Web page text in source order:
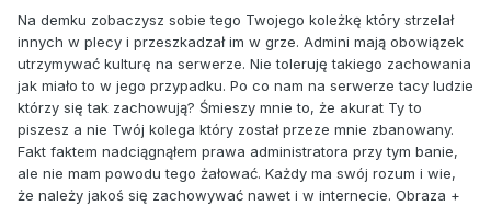
Na demku zobaczysz sobie tego Twojego koleżkę który strzelał
innych w plecy i przeszkadzał im w grze. Admini mają obowiązek
utrzymywać kulturę na serwerze. Nie toleruję takiego zachowania
jak miało to w jego przypadku. Po co nam na serwerze tacy ludzie
którzy się tak zachowują? Śmieszy mnie to, że akurat Ty to
piszesz a nie Twój kolega który został przeze mnie zbanowany.
Fakt faktem nadciągnąłem prawa administratora przy tym banie,
ale nie mam powodu tego żałować. Każdy ma swój rozum i wie,
że należy jakoś się zachowywać nawet i w internecie. Obraza +